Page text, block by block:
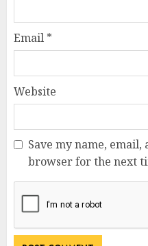
Email *
Website
Save my name,
browser for the next